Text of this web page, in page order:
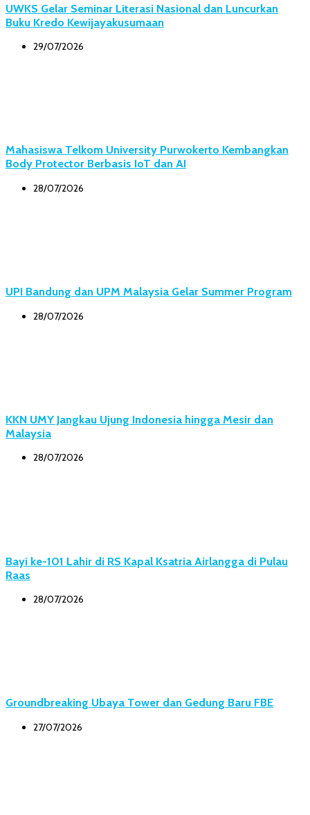
UWKS Gelar Seminar Literasi Nasional dan Luncurkan
Buku Kredo Kewijayakusumaan
29/07/2026
Mahasiswa Telkom University Purwokerto Kembangkan
Body Protector Berbasis IoT dan AI
28/07/2026
UPI Bandung dan UPM Malaysia Gelar Summer Program
28/07/2026
KKN UMY Jangkau Ujung Indonesia hingga Mesir dan
Malaysia
28/07/2026
Bayi ke-101 Lahir di RS Kapal Ksatria Airlangga di Pulau
Raas
28/07/2026
Groundbreaking Ubaya Tower dan Gedung Baru FBE
27/07/2026